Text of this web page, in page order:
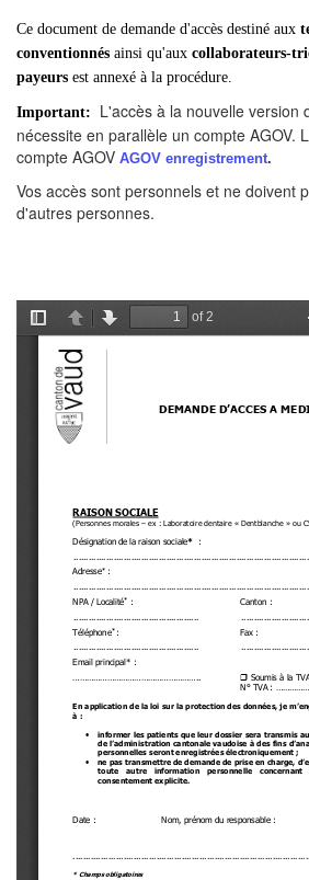
Ce document de demande d'accès destiné aux
conventionnés ainsi qu'aux collaborateurs-
payeurs est annexé à la procédure
Important:
L'accès à la nouvelle version
nécessite en parallèle un compte AGOV.
compte AGOV AGOV enregistrement.
Vos accès sont personnels et ne doivent
d'autres personnes.